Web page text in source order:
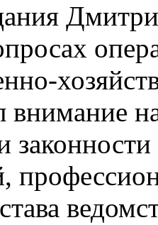
внимание